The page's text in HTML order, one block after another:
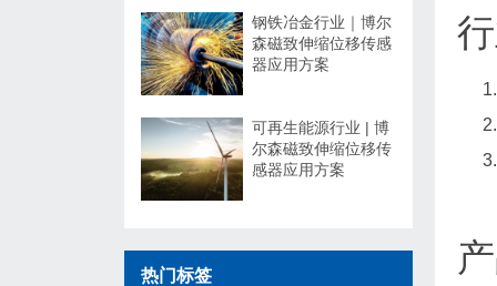
钢铁冶金行业｜博尔
森磁致伸缩位移传感
器应用方案
可再生能源行业 | 博
尔森磁致伸缩位移传
感器应用方案
热门标签